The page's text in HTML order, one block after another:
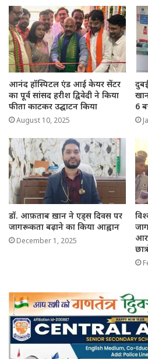
आनंद हॉस्पिटल एंड आई केयर सेंटर
का पूर्व सांसद हरीश द्विवेदी ने किया
फीता काटकर उद्घाटन किया
August 10, 2025
6
डॉ. आफ़ताब ख़ान ने एड्स दिवस पर
जागरूकता बढ़ाने का किया आह्वान
December 1, 2025